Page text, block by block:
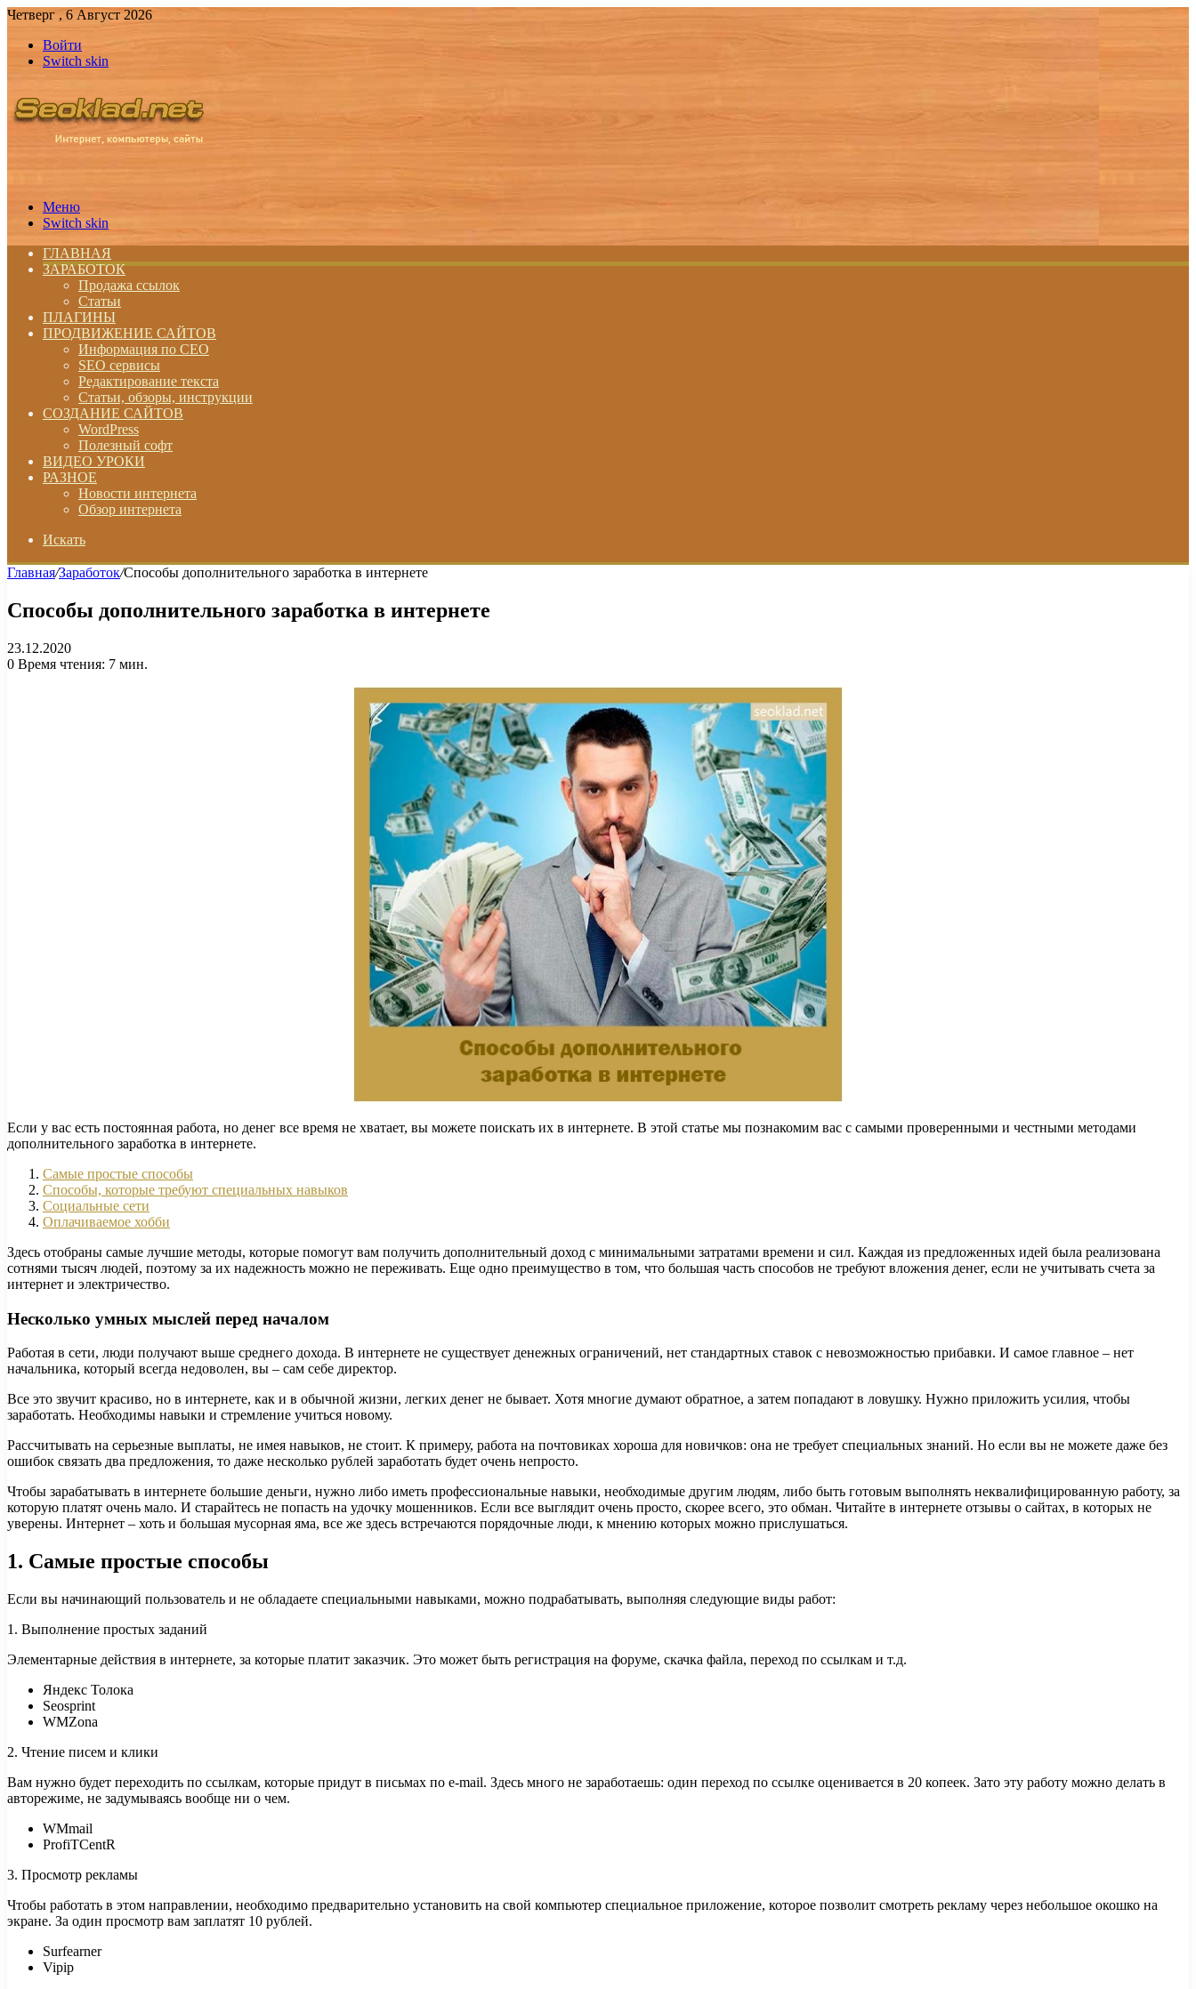
Четверг , 6 Август 2026
Войти
Switch skin
Меню
Switch skin
ГЛАВНАЯ
ЗАРАБОТОК
Продажа ссылок
Статьи
ПЛАГИНЫ
ПРОДВИЖЕНИЕ САЙТОВ
Информация по СЕО
SEO сервисы
Редактирование текста
Статьи, обзоры, инструкции
СОЗДАНИЕ САЙТОВ
WordPress
Полезный софт
ВИДЕО УРОКИ
РАЗНОЕ
Новости интернета
Обзор интернета
Искать
Главная/Заработок/Способы дополнительного заработка в интернете
Способы дополнительного заработка в интернете
23.12.2020
0 Время чтения: 7 мин.
Если у вас есть постоянная работа, но денег все время не хватает, вы можете поискать их в интернете. В этой статье мы познакомим вас с самыми проверенными и честными методами
дополнительного заработка в интернете.
Самые простые способы
Способы, которые требуют специальных навыков
Социальные сети
Оплачиваемое хобби
Здесь отобраны самые лучшие методы, которые помогут вам получить дополнительный доход с минимальными затратами времени и сил. Каждая из предложенных идей была реализована
сотнями тысяч людей, поэтому за их надежность можно не переживать. Еще одно преимущество в том, что большая часть способов не требуют вложения денег, если не учитывать счета за
интернет и электричество.
Несколько умных мыслей перед началом
Работая в сети, люди получают выше среднего дохода. В интернете не существует денежных ограничений, нет стандартных ставок с невозможностью прибавки. И самое главное – нет
начальника, который всегда недоволен, вы – сам себе директор.
Все это звучит красиво, но в интернете, как и в обычной жизни, легких денег не бывает. Хотя многие думают обратное, а затем попадают в ловушку. Нужно приложить усилия, чтобы
заработать. Необходимы навыки и стремление учиться новому.
Рассчитывать на серьезные выплаты, не имея навыков, не стоит. К примеру, работа на почтовиках хороша для новичков: она не требует специальных знаний. Но если вы не можете даже без
ошибок связать два предложения, то даже несколько рублей заработать будет очень непросто.
Чтобы зарабатывать в интернете большие деньги, нужно либо иметь профессиональные навыки, необходимые другим людям, либо быть готовым выполнять неквалифицированную работу, за
которую платят очень мало. И старайтесь не попасть на удочку мошенников. Если все выглядит очень просто, скорее всего, это обман. Читайте в интернете отзывы о сайтах, в которых не
уверены. Интернет – хоть и большая мусорная яма, все же здесь встречаются порядочные люди, к мнению которых можно прислушаться.
1. Самые простые способы
Если вы начинающий пользователь и не обладаете специальными навыками, можно подрабатывать, выполняя следующие виды работ:
1. Выполнение простых заданий
Элементарные действия в интернете, за которые платит заказчик. Это может быть регистрация на форуме, скачка файла, переход по ссылкам и т.д.
Яндекс Толока
Seosprint
WMZona
2. Чтение писем и клики
Вам нужно будет переходить по ссылкам, которые придут в письмах по e-mail. Здесь много не заработаешь: один переход по ссылке оценивается в 20 копеек. Зато эту работу можно делать в
авторежиме, не задумываясь вообще ни о чем.
WMmail
ProfiTCentR
3. Просмотр рекламы
Чтобы работать в этом направлении, необходимо предварительно установить на свой компьютер специальное приложение, которое позволит смотреть рекламу через небольшое окошко на
экране. За один просмотр вам заплатят 10 рублей.
Surfearner
Vipip